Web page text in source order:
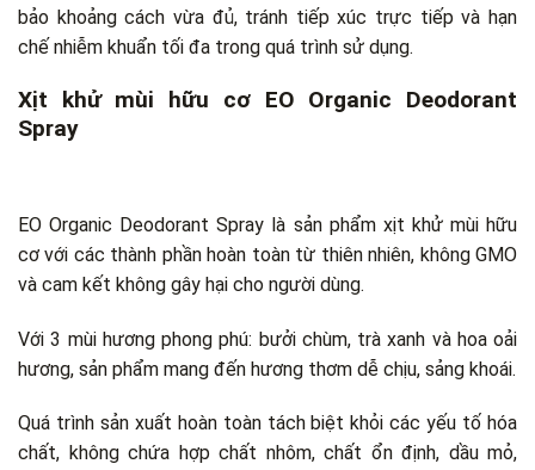
bảo khoảng cách vừa đủ, tránh tiếp xúc trực tiếp và hạn
chế nhiễm khuẩn tối đa trong quá trình sử dụng.
Xịt khử mùi hữu cơ EO Organic Deodorant
Spray
EO Organic Deodorant Spray là sản phẩm xịt khử mùi hữu
cơ với các thành phần hoàn toàn từ thiên nhiên, không GMO
và cam kết không gây hại cho người dùng.
Với 3 mùi hương phong phú: bưởi chùm, trà xanh và hoa oải
hương, sản phẩm mang đến hương thơm dễ chịu, sảng khoái.
Quá trình sản xuất hoàn toàn tách biệt khỏi các yếu tố hóa
chất, không chứa hợp chất nhôm, chất ổn định, dầu mỏ,